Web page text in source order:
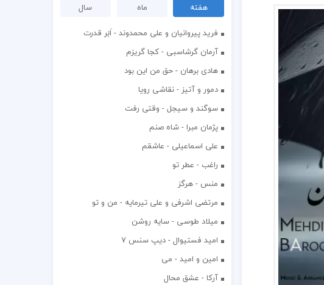
هفته ماه
سال
فرید پیروانیان و علی محمدوند - اَبَر قدرت
آرمان گرشاسبی - کجا گریزم
هادی برهان - حق من این بود
دمور و آتیز - نقاشی رویا
سوگند و سیجل - وقتی رفت
پژمان مبرا - شاه صنم
علی اسماعیلی - عاشقم
راغب - عطر تو
منس - هرگز
مرتضی اشرفی و علی تیرمایه - من و تو
میلاد طوسی - سایه روشن
اميد فستيوال - ديپ سنس ۷
امین و امید - می
آرکا - عشق محال